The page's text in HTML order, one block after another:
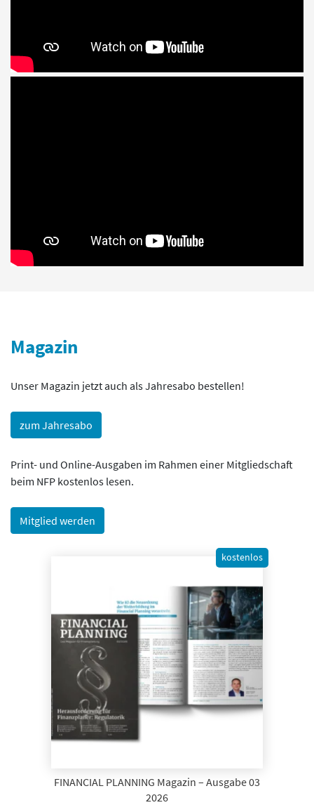
Magazin
Unser Magazin jetzt auch als Jahresabo bestellen!
zum Jahresabo
Print- und Online-Ausgaben im Rahmen einer Mitgliedschaft
beim NFP kostenlos lesen.
Mitglied werden
FINANCIAL PLANNING Magazin – Ausgabe 03
2026
kostenlos